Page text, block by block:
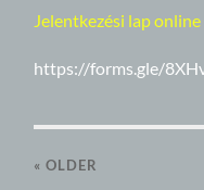
Jelentkezési lap
https://forms.gle/
« OLDER